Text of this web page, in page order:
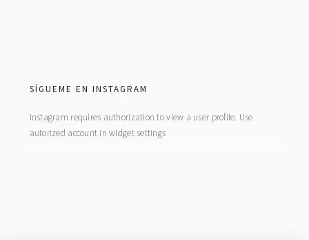
SÍGUEME EN INSTAGRAM
Instagram requires authorization to view a user profile. Use
autorized account in widget settings